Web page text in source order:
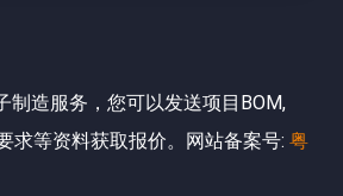
制造服务，您可以发送项目BOM,
求等资料获取报价。网站备案号: 粤